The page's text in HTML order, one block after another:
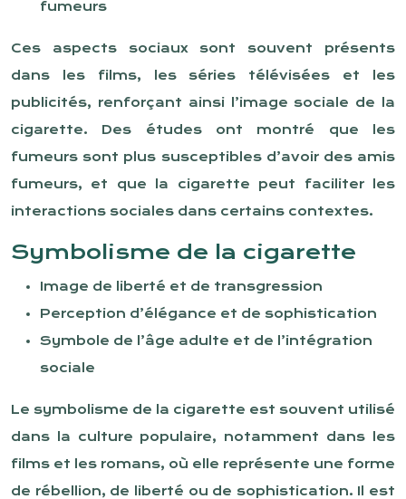
fumeurs
Ces aspects sociaux sont souvent présents
dans les films, les séries télévisées et les
publicités, renforçant ainsi l’image sociale de la
cigarette. Des études ont montré que les
fumeurs sont plus susceptibles d’avoir des amis
fumeurs, et que la cigarette peut faciliter les
interactions sociales dans certains contextes.
Symbolisme de la cigarette
Image de liberté et de transgression
Perception d’élégance et de sophistication
Symbole de l’âge adulte et de l’intégration
sociale
Le symbolisme de la cigarette est souvent utilisé
dans la culture populaire, notamment dans les
films et les romans, où elle représente une forme
de rébellion, de liberté ou de sophistication. Il est